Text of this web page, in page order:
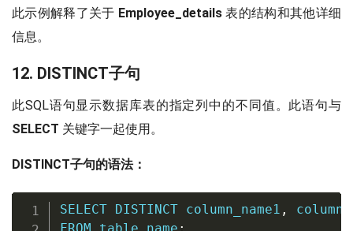
此示例解释了关于 Employee_details 表的结构和其他详细
信息。
12. DISTINCT子句
此SQL语句显示数据库表的指定列中的不同值。此语句与
SELECT 关键字一起使用。
DISTINCT子句的语法：
SELECT DISTINCT column_name1 ,